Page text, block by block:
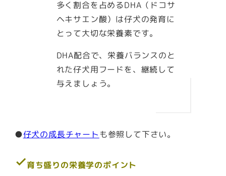
多く割合を占めるDHA（ドコサ
ヘキサエン酸）は仔犬の発育に
とって大切な栄養素です。
DHA配合で、栄養バランスのと
れた仔犬用フードを、継続して
与えましょう。
●仔犬の成長チャートも参照して下さい。
check育ち盛りの栄養学のポイント